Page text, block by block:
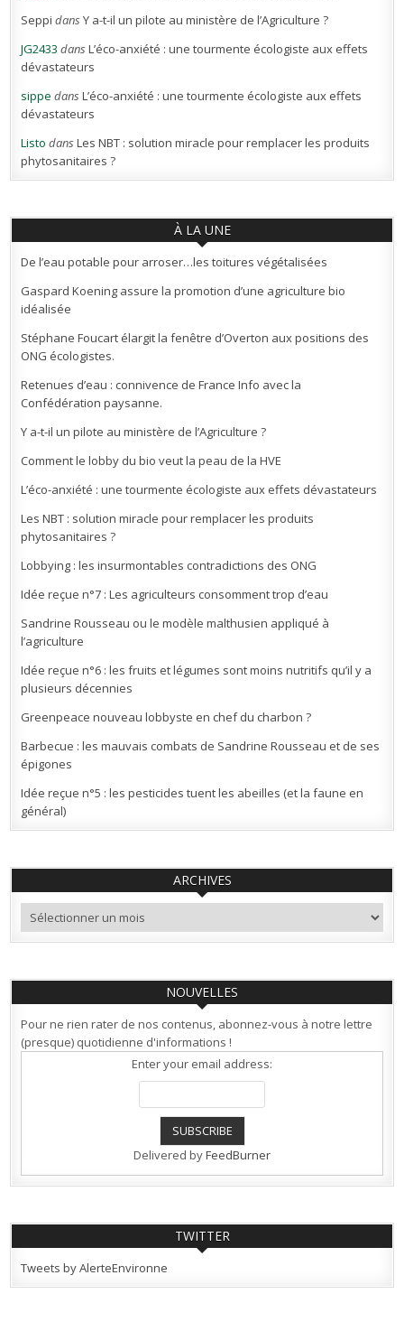
Seppi dansY a-t-il un pilote au ministère de l’Agriculture ?
JG2433 dansL’éco-anxiété : une tourmente écologiste aux effets
dévastateurs
sippe dansL’éco-anxiété : une tourmente écologiste aux effets
dévastateurs
Listo dansLes NBT : solution miracle pour remplacer les produits
phytosanitaires ?
À LA UNE
De l’eau potable pour arroser…les toitures végétalisées
Gaspard Koening assure la promotion d’une agriculture bio
idéalisée
Stéphane Foucart élargit la fenêtre d’Overton aux positions des
ONG écologistes.
Retenues d’eau : connivence de France Info avec la
Confédération paysanne.
Y a-t-il un pilote au ministère de l’Agriculture ?
Comment le lobby du bio veut la peau de la HVE
L’éco-anxiété : une tourmente écologiste aux effets dévastateurs
Les NBT : solution miracle pour remplacer les produits
phytosanitaires ?
Lobbying : les insurmontables contradictions des ONG
Idée reçue n°7 : Les agriculteurs consomment trop d’eau
Sandrine Rousseau ou le modèle malthusien appliqué à
l’agriculture
Idée reçue n°6 : les fruits et légumes sont moins nutritifs qu’il y a
plusieurs décennies
Greenpeace nouveau lobbyste en chef du charbon ?
Barbecue : les mauvais combats de Sandrine Rousseau et de ses
épigones
Idée reçue n°5 : les pesticides tuent les abeilles (et la faune en
général)
ARCHIVES
Archives
NOUVELLES
Pour ne rien rater de nos contenus, abonnez-vous à notre lettre
(presque) quotidienne d'informations !
Enter your email address:
Delivered byFeedBurner
TWITTER
Tweets by AlerteEnvironne